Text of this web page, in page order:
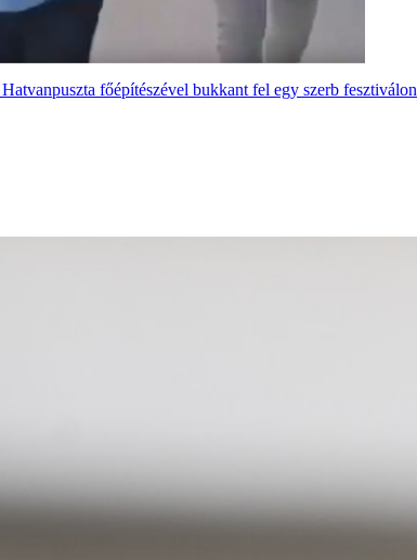
főépítészével bukkant fel egy szerb fesztiválon